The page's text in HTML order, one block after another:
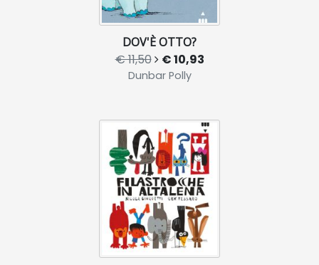
DOV'È OTTO?
€ 11,50 € 10,93
Dunbar Polly